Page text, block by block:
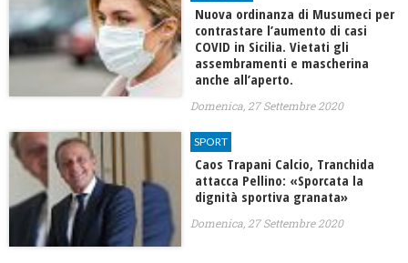
Nuova ordinanza di Musumeci per
contrastare l’aumento di casi
COVID in Sicilia. Vietati gli
assembramenti e mascherina
anche all’aperto.
Domenica, 27 Settembre 2020
SPORT
Caos Trapani Calcio, Tranchida
attacca Pellino: «Sporcata la
dignità sportiva granata»
Domenica, 27 Settembre 2020